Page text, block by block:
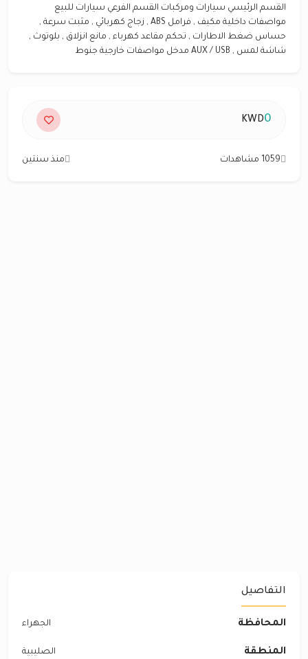
القسم الرئيسي سيارات ومركبات القسم الفرعي سيارات للبيع
مواصفات داخلية مكيف , فرامل ABS , زجاج كهربائي , مثبت سرعة ,
حساس ضغط الاطارات , تحكم مقاعد كهرباء , مانع انزلاق , بلوتوث ,
شاشة لمس , AUX / USB مدخل مواصفات خارجية جنوط
0
KWD
1059 مشاهدات منذ سنتين
التفاصيل
المحافظة الجهراء
المنطقة الصليبية